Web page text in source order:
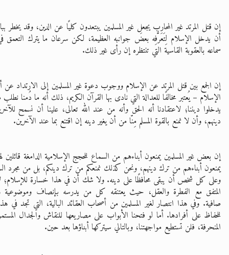
إن قتل المرتد غير المحارب يجعل غير المسلمين يبتعدون كليًا عن الدين، وقد يخطر
أن يدخل الإسلام لِتَعَرُّفِه بعضَ جوانبه العظيمة، لكن سرعان ما يترك التعمق
سماعه بالعقوبة القاسية التي تنتظره إن رأى غير ذلك.
إن الجمع بين قتل المرتد عن الإسلام ووجوب دعوة غير المسلمين إلى الارتداد عن
الإسلام – يُعتبر مخالفًا للعدالة التي نادى بها القرآن الكريم، ذلك أنه ما دُمنا
يدخلوا ديننا؛ لاعتقادنا أنه الحق وأنه من عند الله تعالى، علينا أن نسمح
دينهم، وأن لا نمنع بالقوة المسلم مِنّا من أن يغير دينه إن اقتنع بما عند الآخرين.
إن بعض غير المسلمين يمنعون أبناءهم من السماع للحجج الإسلامية الدامغة قائلين
يمنعون أبناءهم من ترك دينهم، ونحن كذلك نمنعكم من ترك دينكم، بل من مجرد
وعلى كل شخص أن يبقى محافظًا على دينه. ولا شك أن في هذا خسارة للإسلام؛
المتفق مع الفطرة والعقل، حيث يعتنقه كل من يدرسه بإنصاف
صافية. وفي هذا انتصار لغير المسلمين من أصحاب العقائد البالية، التي تجد في
للحفاظ على أفرادها. أما لو فتحنا الأبواب على مصاريعها للنقاش والجدال
المنحرفة، فلن تستطيع مواجهتنا، وبالتالي سيتركها أبناؤها بعد حين.